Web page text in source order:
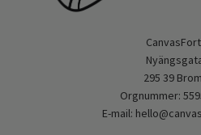
295 39
Orgnummer:
E-mail: